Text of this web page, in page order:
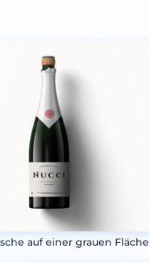
auf einer grauen Fläche